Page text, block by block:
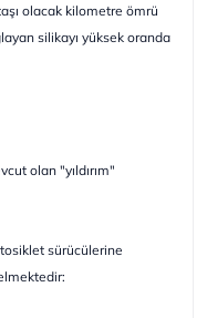
olacak kilometre ömrü
silikayı yüksek oranda
olan "yıldırım"
sürücülerine